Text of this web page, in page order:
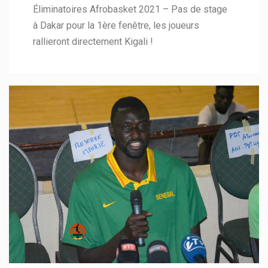
Éliminatoires Afrobasket 2021 – Pas de stage
à Dakar pour la 1ère fenêtre, les joueurs
rallieront directement Kigali !